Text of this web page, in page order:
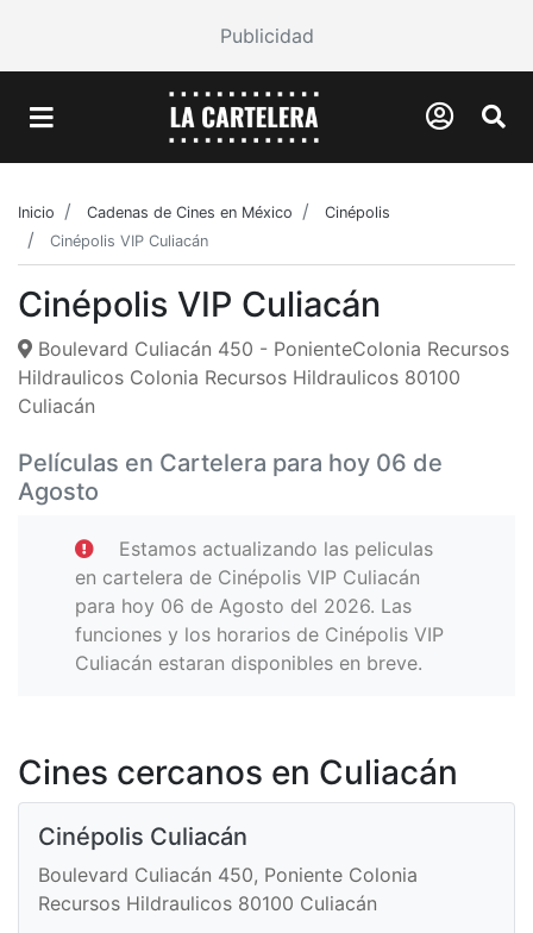
Publicidad
Inicio Cadenas de Cines en México
Cinépolis
Cinépolis VIP Culiacán
Cinépolis VIP Culiacán
Boulevard Culiacán 450 - PonienteColonia Recursos
Hildraulicos Colonia Recursos Hildraulicos 80100
Culiacán
Películas en Cartelera para hoy 06 de
Agosto
Estamos actualizando las peliculas
en cartelera de Cinépolis VIP Culiacán
para hoy 06 de Agosto del 2026. Las
funciones y los horarios de Cinépolis VIP
Culiacán estaran disponibles en breve.
Cines cercanos en Culiacán
Cinépolis Culiacán
Boulevard Culiacán 450, Poniente Colonia
Recursos Hildraulicos 80100 Culiacán